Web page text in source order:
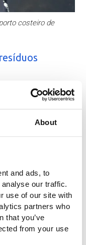
About
and ads, to
our traffic.
use of our site with
partners who
that you’ve
from your use
costeiro de
o projeto do
anterior
a Buitink
A Tauw foi
contribuição